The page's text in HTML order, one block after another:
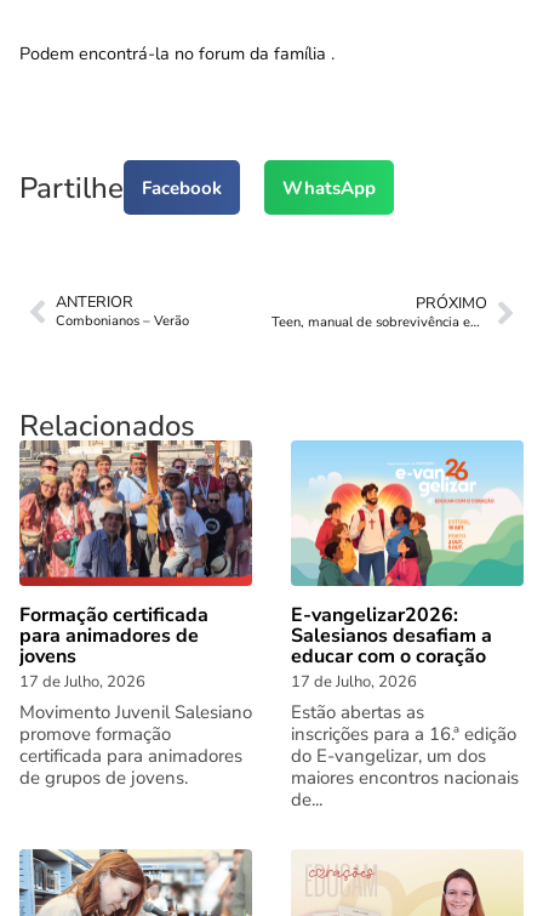
Podem encontrá-la no forum da família .
Partilhe Facebook WhatsApp
ANTERIOR
Combonianos – Verão
PRÓXIMO
Teen, manual de sobrevivência em espanhol
Relacionados
Formação certificada
para animadores de
jovens
17 de Julho, 2026
Movimento Juvenil Salesiano
promove formação
certificada para animadores
de grupos de jovens.
E-vangelizar2026:
Salesianos desafiam a
educar com o coração
17 de Julho, 2026
Estão abertas as
inscrições para a 16.ª edição
do E-vangelizar, um dos
maiores encontros nacionais
de...